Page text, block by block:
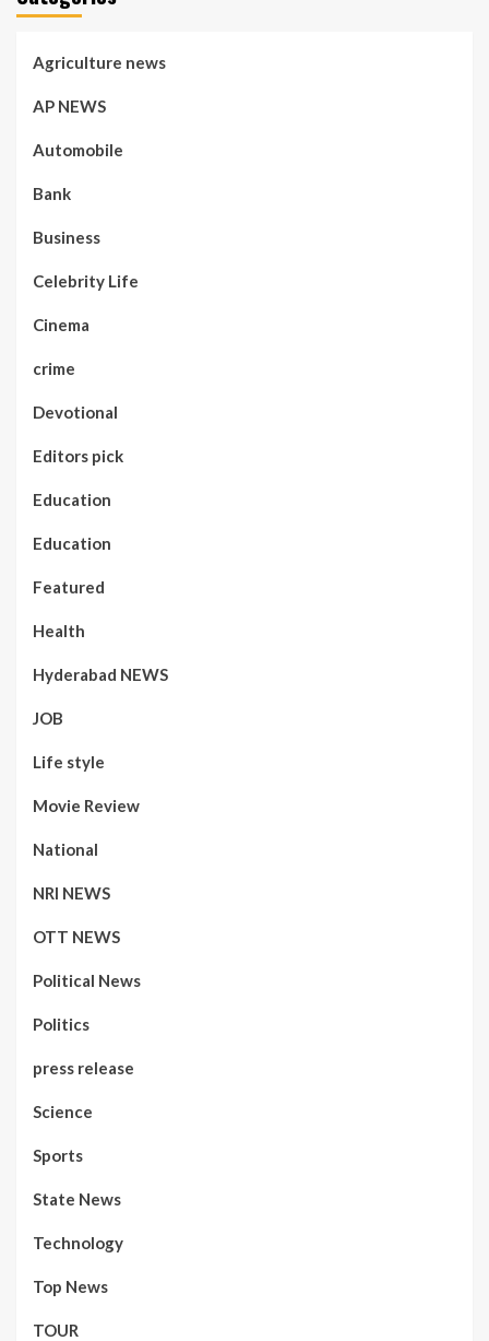
Agriculture news
AP NEWS
Automobile
Bank
Business
Celebrity Life
Cinema
crime
Devotional
Editors pick
Education
Education
Featured
Health
Hyderabad NEWS
JOB
Life style
Movie Review
National
NRI NEWS
OTT NEWS
Political News
Politics
press release
Science
Sports
State News
Technology
Top News
TOUR